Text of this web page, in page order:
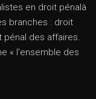
en droit pénalà
branches : droit
pénal des affaires.
« l’ensemble des